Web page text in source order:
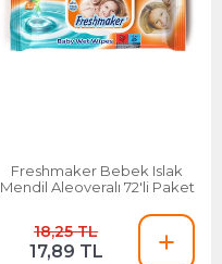
Freshmaker Bebek Islak
Mendil Aleoveralı 72'li Paket
18,25 TL
17,89 TL